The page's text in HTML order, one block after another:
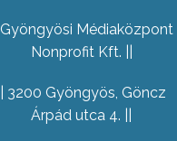
Gyöngyösi Médiaközpont
Nonprofit Kft.
3200 Gyöngyös, Göncz
Árpád utca 4.